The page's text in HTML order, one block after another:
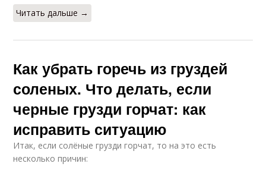
Читать дальше →
Как убрать горечь из груздей
соленых. Что делать, если
черные грузди горчат: как
исправить ситуацию
Итак, если солёные грузди горчат, то на это есть
несколько причин: